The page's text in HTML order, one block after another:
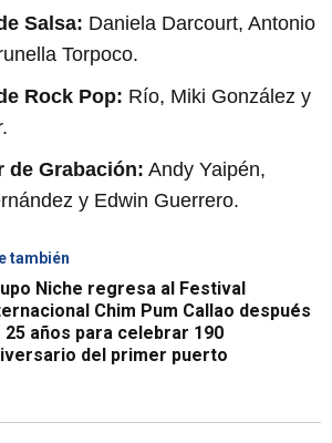
Salsa: Daniela Darcourt, Antonio
Torpoco.
Rock Pop: Río, Miki González y
de Grabación: Andy Yaipén,
y Edwin Guerrero.
también
Niche regresa al Festival
Chim Pum Callao después
25 años para celebrar 190
del primer puerto